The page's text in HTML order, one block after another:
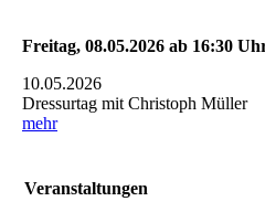
Freitag, 08.05.2026 ab 16:30
10.05.2026
Dressurtag mit Christoph Müller
mehr
Veranstaltungen